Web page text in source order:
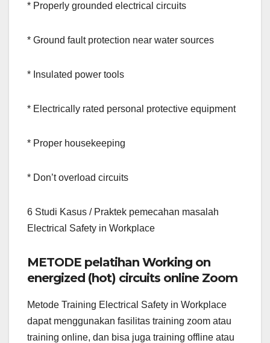
* Properly grounded electrical circuits
* Ground fault protection near water sources
* Insulated power tools
* Electrically rated personal protective equipment
* Proper housekeeping
* Don’t overload circuits
6 Studi Kasus / Praktek pemecahan masalah
Electrical Safety in Workplace
METODE pelatihan Working on
energized (hot) circuits online Zoom
Metode Training Electrical Safety in Workplace
dapat menggunakan fasilitas training zoom atau
training online, dan bisa juga training offline atau